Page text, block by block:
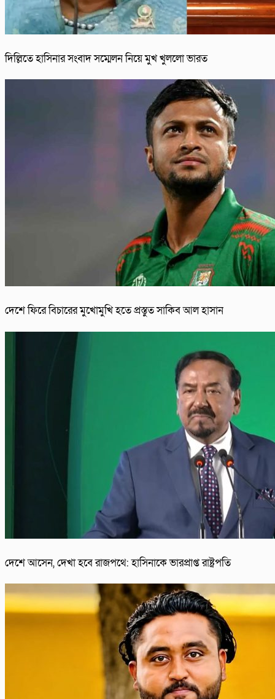
দিল্লিতে হাসিনার সংবাদ সম্মেলন নিয়ে মুখ খুললো ভারত
দেশে ফিরে বিচারের মুখোমুখি হতে প্রস্তুত সাকিব আল হাসান
দেশে আসেন, দেখা হবে রাজপথে: হাসিনাকে ভারপ্রাপ্ত রাষ্ট্রপতি